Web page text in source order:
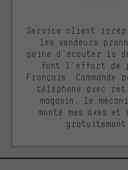
Service client
les vendeurs
peine d'écouter la
font l'effort de
Français. Commande
téléphone avec
magasin, le
monté mes axes et